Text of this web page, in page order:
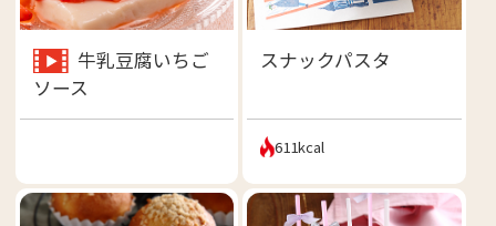
牛乳豆腐いちご
ソース
スナックパスタ
611kcal